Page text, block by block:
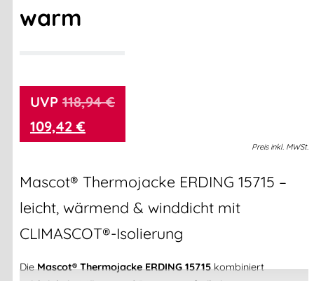
warm
118,94€
109,42 €
Preis inkl. MWSt.
Mascot® Thermojacke ERDING 15715 –
leicht, wärmend & winddicht mit
CLIMASCOT®-Isolierung
DieMascot® Thermojacke ERDING 15715kombiniert